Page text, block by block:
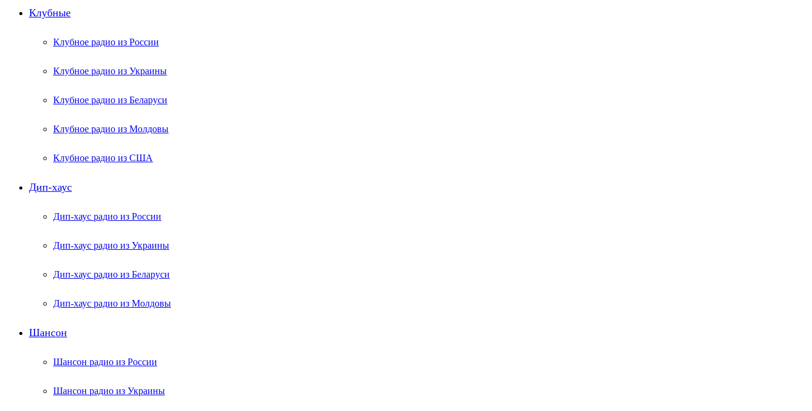
Клубные
Клубное радио из России
Клубное радио из Украины
Клубное радио из Беларуси
Клубное радио из Молдовы
Клубное радио из США
Дип-хаус
Дип-хаус радио из России
Дип-хаус радио из Украины
Дип-хаус радио из Беларуси
Дип-хаус радио из Молдовы
Шансон
Шансон радио из России
Шансон радио из Украины